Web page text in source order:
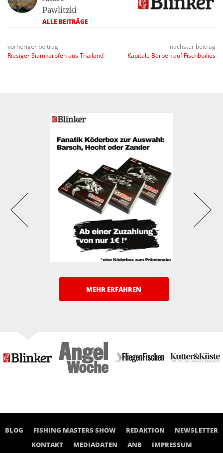
Pawlitzki
ALLE BEITRÄGE
vorheriger beitrag
Riesiger Siamkarpfen aus Thailand
nächster beitrag
Kapitale Barben auf Fischboilies
MEHR ERFAHREN
BLOG FISHING MASTERS SHOW REDAKTION
NEWSLETTER
KONTAKT
MEDIADATEN ANB IMPRESSUM